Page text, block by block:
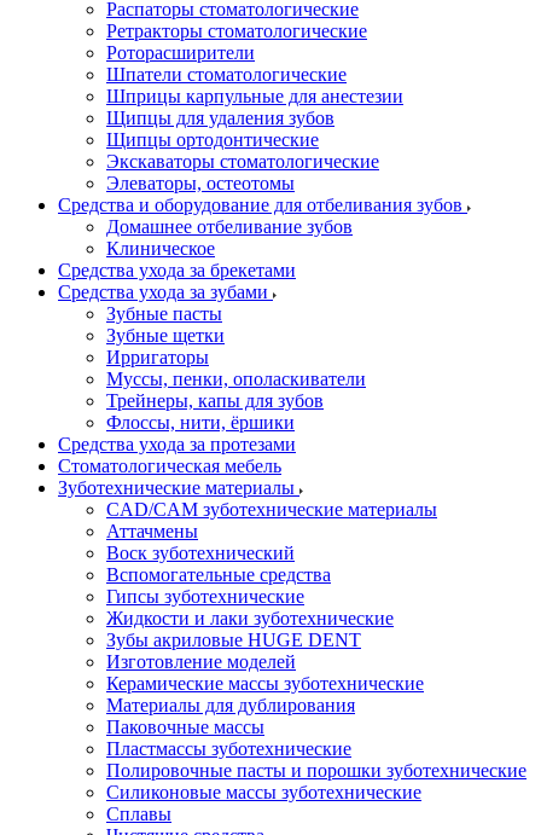
Распаторы стоматологические
Ретракторы стоматологические
Роторасширители
Шпатели стоматологические
Шприцы карпульные для анестезии
Щипцы для удаления зубов
Щипцы ортодонтические
Экскаваторы стоматологические
Элеваторы, остеотомы
Средства и оборудование для отбеливания зубов
Домашнее отбеливание зубов
Клиническое
Средства ухода за брекетами
Средства ухода за зубами
Зубные пасты
Зубные щетки
Ирригаторы
Муссы, пенки, ополаскиватели
Трейнеры, капы для зубов
Флоссы, нити, ёршики
Средства ухода за протезами
Стоматологическая мебель
Зуботехнические материалы
CAD/CAM зуботехнические материалы
Аттачмены
Воск зуботехнический
Вспомогательные средства
Гипсы зуботехнические
Жидкости и лаки зуботехнические
Зубы акриловые HUGE DENT
Изготовление моделей
Керамические массы зуботехнические
Материалы для дублирования
Паковочные массы
Пластмассы зуботехнические
Полировочные пасты и порошки зуботехнические
Силиконовые массы зуботехнические
Сплавы